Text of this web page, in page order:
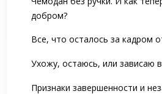
добром?
Все, что осталось за кадром
Ухожу, остаюсь, или зависаю в
Признаки завершенности и